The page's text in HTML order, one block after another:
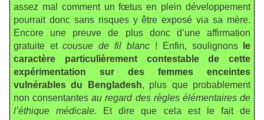
assez mal comment un fœtus en plein développement
pourrait donc sans risques y être exposé via sa mère.
Encore une preuve de plus donc d’une affirmation
gratuite etcousue de fil blanc ! Enfin, soulignons
le
caractère particulièrement contestable de cette
expérimentation sur des femmes enceintes
vulnérables du Bengladesh, plus que probablement
non consentantesau regard des règles élémentaires de
l’éthique médicale. Et dire que cela est le fait de